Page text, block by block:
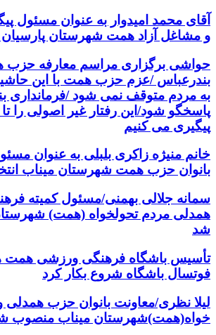
آقای محمد امیدوار به عنوان مسئول
و مشاغل آزاد همت شهرستان
حواشی برگزاری مراسم معارفه
بندرعباس /عزم حزب همت با این
به مردم متوقف نمی شود /فرمانداری
پاسخگو شود/این رفتار غیر اصولی را
پیگیری می کنیم
خانم منیژه زاکری بلبلی به عنوان
بانوان حزب همت شهرستان میناب
سمانه جلالی بهمنی/مسئول کمیته
همدلی مردم تحولخواه (همت)
شد
تأسیس باشگاه فرهنگی ورزشی همت
فوتسال باشگاه شروع بکار کرد
لیلا نظری/معاونت بانوان حزب
خواه(همت)شهرستان میناب منصوب